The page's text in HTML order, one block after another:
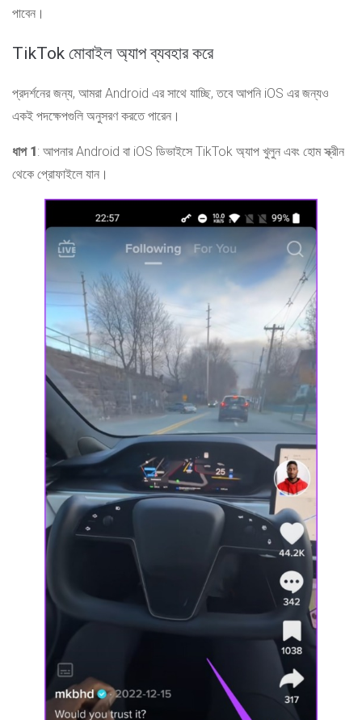
পাবেন।
TikTok মোবাইল অ্যাপ ব্যবহার করে
প্রদর্শনের জন্য, আমরা Android এর সাথে যাচ্ছি, তবে আপনি iOS এর জন্যও
একই পদক্ষেপগুলি অনুসরণ করতে পারেন।
ধাপ 1 : আপনার Android বা iOS ডিভাইসে TikTok অ্যাপ খুলুন এবং হোম স্ক্রীন
থেকে প্রোফাইলে যান।